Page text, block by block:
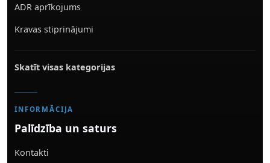
ADR aprīkojums
Kravas stiprinājumi
Skatīt visas kategorijas
INFORMĀCIJA
Palīdzība un saturs
Kontakti